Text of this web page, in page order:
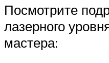
Посмотрите
лазерного
мастера: